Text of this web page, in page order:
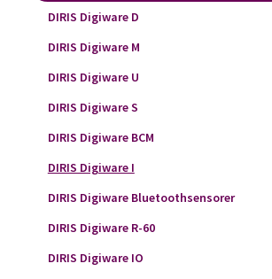
DIRIS Digiware D
DIRIS Digiware M
DIRIS Digiware U
DIRIS Digiware S
DIRIS Digiware BCM
DIRIS Digiware I
DIRIS Digiware Bluetoothsensorer
DIRIS Digiware R-60
DIRIS Digiware IO